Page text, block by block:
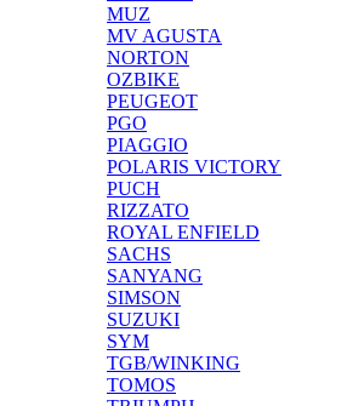
MUZ
MV AGUSTA
NORTON
OZBIKE
PEUGEOT
PGO
PIAGGIO
POLARIS VICTORY
PUCH
RIZZATO
ROYAL ENFIELD
SACHS
SANYANG
SIMSON
SUZUKI
SYM
TGB/WINKING
TOMOS